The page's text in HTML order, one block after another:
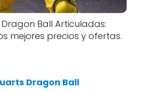
Dragon Ball Articuladas:
mejores precios y ofertas.
Dragon Ball